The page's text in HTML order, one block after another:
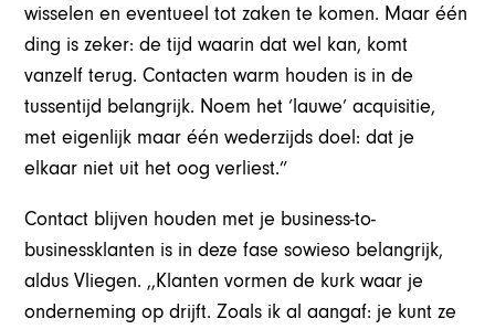
wisselen en eventueel tot zaken te komen. Maar één
ding is zeker: de tijd waarin dat wel kan, komt
vanzelf terug. Contacten warm houden is in de
tussentijd belangrijk. Noem het ‘lauwe’ acquisitie,
met eigenlijk maar één wederzijds doel: dat je
elkaar niet uit het oog verliest.”
Contact blijven houden met je business-to-
businessklanten is in deze fase sowieso belangrijk,
aldus Vliegen. ,,Klanten vormen de kurk waar je
onderneming op drijft. Zoals ik al aangaf: je kunt ze